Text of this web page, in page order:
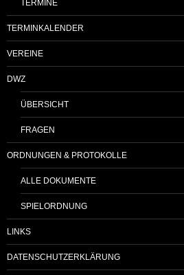
TERMINE
TERMINKALENDER
VEREINE
DWZ
ÜBERSICHT
FRAGEN
ORDNUNGEN & PROTOKOLLE
ALLE DOKUMENTE
SPIELORDNUNG
LINKS
DATENSCHUTZERKLÄRUNG